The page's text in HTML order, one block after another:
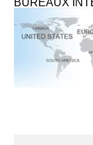
BUREAUX